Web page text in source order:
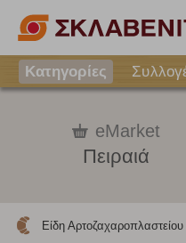
Κατηγορίες
eMarket
Πειραιά
Είδη Αρτοζαχαροπλαστείου